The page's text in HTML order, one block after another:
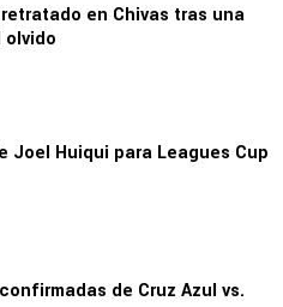
en Chivas tras una
olvido
Joel Huiqui para Leagues Cup
de Cruz Azul vs.